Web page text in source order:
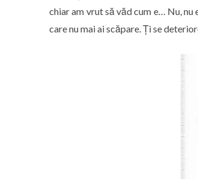
chiar am vrut să văd cum e… Nu, nu
care nu mai ai scăpare. Ți se